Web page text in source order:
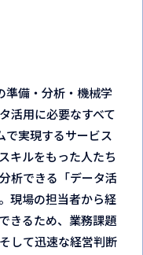
準備・分析・機械学
活用に必要なすべて
で実現するサービス
キルをもった人たち
析できる「データ活
現場の担当者から経
きるため、業務課題
して迅速な経営判断